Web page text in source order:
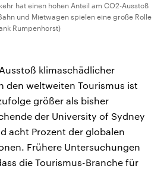
hat einen hohen Anteil am CO2-Ausstoß
und Mietwagen spielen eine große Rolle
Rumpenhorst)
klimaschädlicher
den weltweiten Tourismus ist
größer als bisher
der University of Sydney
acht Prozent der globalen
Frühere Untersuchungen
die Tourismus-Branche für